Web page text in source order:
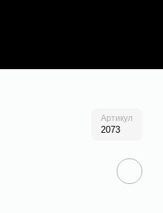
Артикул
2073